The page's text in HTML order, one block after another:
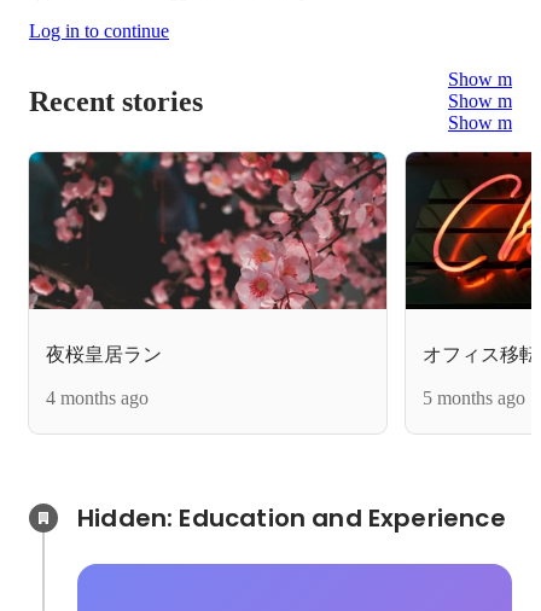
Log in to continue
Recent stories
Show more
Show more
Show more
夜桜皇居ラン
4 months ago
オフィス移
5 months ago